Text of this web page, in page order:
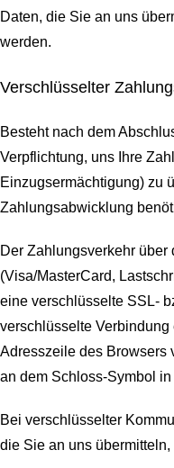
Daten, die Sie an uns
werden.
Verschlüsselter
Besteht nach dem
Verpflichtung, uns Ihre
Einzugsermächtigung) zu
Zahlungsabwicklung
Der Zahlungsverkehr über
(Visa/MasterCard,
eine verschlüsselte SSL-
verschlüsselte
Adresszeile des Browsers
an dem Schloss-Symbol
Bei verschlüsselter
die Sie an uns